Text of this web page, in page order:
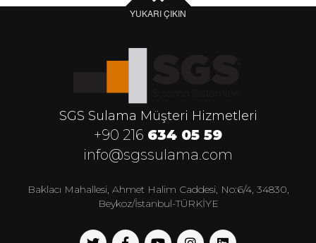
YUKARI ÇIKIN
SGS Sulama Müşteri Hizmetleri
+90 216 634 05 59
info@sgssulama.com
Baklacı Mahallesi, Ahmet Halim Caddesi, No:6/4, 34830,
Beykoz/İstanbul-TÜRKİYE